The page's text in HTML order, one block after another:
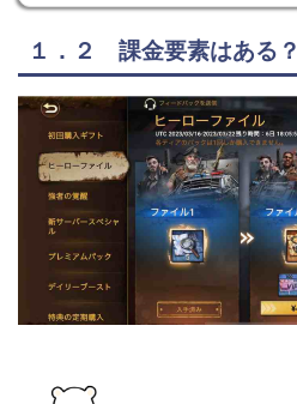
１．２ 課金要素はある？